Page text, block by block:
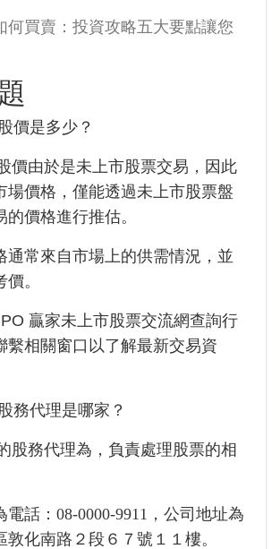
何買賣：投資攻略五大要點讓您
股價是多少？
價由於是未上市股票交易，因此
場價格，僅能透過未上市股票盤
價格進行推估。
通常來自市場上的供需情況，並
。
贏家未上市股票交流網查詢行
繫相關窗口以了解最新交易資
股務代理是哪家？
股務代理為 ，負責處理股票的相
話： 08-0000-9911 ，公司地址為
敦化南路２段６７號１１樓。